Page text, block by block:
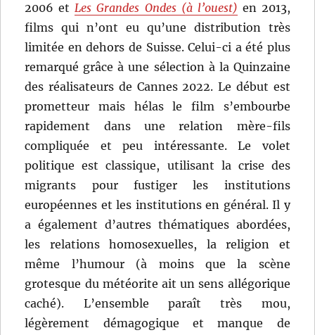
2006 etLes Grandes Ondes (à l’ouest) en 2013,
films qui n’ont eu qu’une distribution très
limitée en dehors de Suisse. Celui-ci a été plus
remarqué grâce à une sélection à la Quinzaine
des réalisateurs de Cannes 2022. Le début est
prometteur mais hélas le film s’embourbe
rapidement dans une relation mère-fils
compliquée et peu intéressante. Le volet
politique est classique, utilisant la crise des
migrants pour fustiger les institutions
européennes et les institutions en général. Il y
a également d’autres thématiques abordées,
les relations homosexuelles, la religion et
même l’humour (à moins que la scène
grotesque du météorite ait un sens allégorique
caché). L’ensemble paraît très mou,
légèrement démagogique et manque de